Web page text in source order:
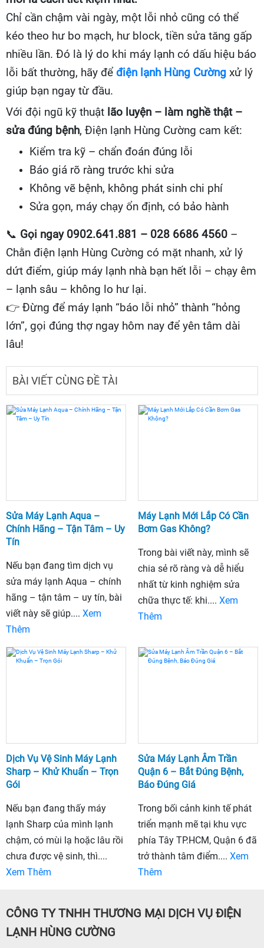
Chỉ cần chậm vài ngày, một lỗi nhỏ cũng có thể
kéo theo hư bo mạch, hư block, tiền sửa tăng gấp
nhiều lần. Đó là lý do khi máy lạnh có dấu hiệu báo
lỗi bất thường, hãy để điện lạnh Hùng Cường xử lý
giúp bạn ngay từ đầu.
Với đội ngũ kỹ thuật lão luyện – làm nghề thật –
sửa đúng bệnh, Điện lạnh Hùng Cường cam kết:
Kiểm tra kỹ – chẩn đoán đúng lỗi
Báo giá rõ ràng trước khi sửa
Không vẽ bệnh, không phát sinh chi phí
Sửa gọn, máy chạy ổn định, có bảo hành
📞 Gọi ngay 0902.641.881 – 028 6686 4560 –
Chằn điện lạnh Hùng Cường có mặt nhanh, xử lý
dứt điểm, giúp máy lạnh nhà bạn hết lỗi – chạy êm
– lạnh sâu – không lo hư lại.
👉 Đừng để máy lạnh “báo lỗi nhỏ” thành “hỏng
lớn”, gọi đúng thợ ngay hôm nay để yên tâm dài
lâu!
BÀI VIẾT CÙNG ĐỀ TÀI
Sửa Máy Lạnh Aqua –
Chính Hãng – Tận Tâm – Uy
Tín
Nếu bạn đang tìm dịch vụ
sửa máy lạnh Aqua – chính
hãng – tận tâm – uy tín, bài
viết này sẽ giúp.... Xem
Thêm
Máy Lạnh Mới Lắp Có Cần
Bơm Gas Không?
Trong bài viết này, mình sẽ
chia sẻ rõ ràng và dễ hiểu
nhất từ kinh nghiệm sửa
chữa thực tế: khi.... Xem
Thêm
Dịch Vụ Vệ Sinh Máy Lạnh
Sharp – Khử Khuẩn – Trọn
Gói
Nếu bạn đang thấy máy
lạnh Sharp của mình lạnh
chậm, có mùi lạ hoặc lâu rồi
chưa được vệ sinh, thì....
Xem Thêm
Sửa Máy Lạnh Âm Trần
Quận 6 – Bắt Đúng Bệnh,
Báo Đúng Giá
Trong bối cảnh kinh tế phát
triển mạnh mẽ tại khu vực
phía Tây TP.HCM, Quận 6 đã
trở thành tâm điểm.... Xem
Thêm
CÔNG TY TNHH THƯƠNG MẠI DỊCH VỤ ĐIỆN
LẠNH HÙNG CƯỜNG